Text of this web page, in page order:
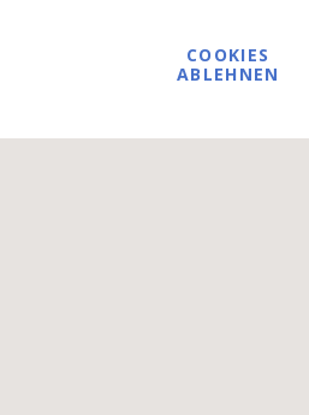
im kosmetischen Bereich
COOKIES
ABLEHNEN